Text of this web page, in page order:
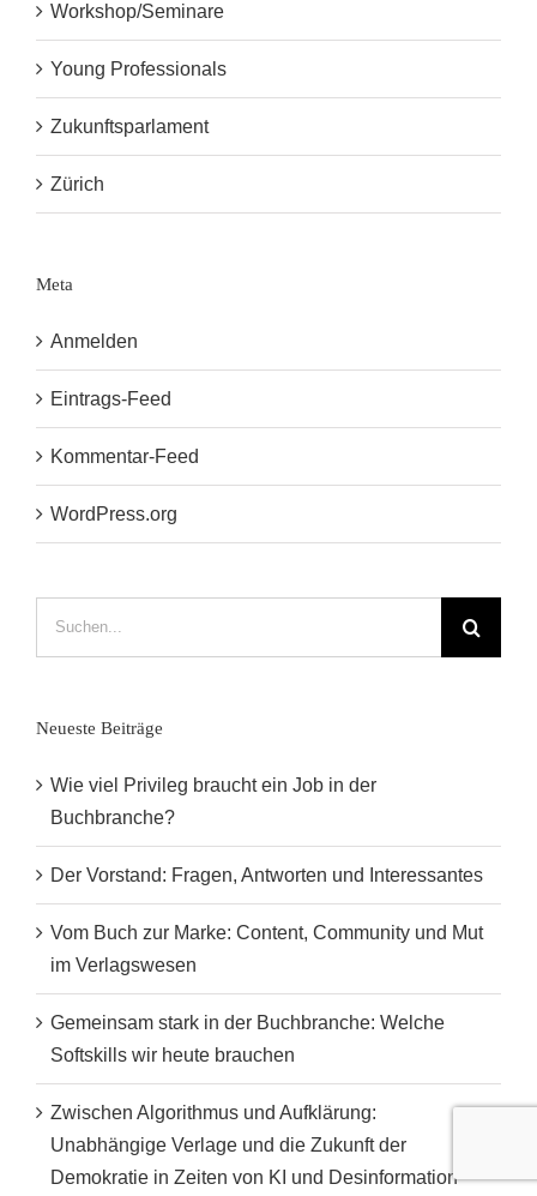
Workshop/Seminare
Young Professionals
Zukunftsparlament
Zürich
Meta
Anmelden
Eintrags-Feed
Kommentar-Feed
WordPress.org
Neueste Beiträge
Wie viel Privileg braucht ein Job in der
Buchbranche?
Der Vorstand: Fragen, Antworten und Interessantes
Vom Buch zur Marke: Content, Community und Mut
im Verlagswesen
Gemeinsam stark in der Buchbranche: Welche
Softskills wir heute brauchen
Zwischen Algorithmus und Aufklärung:
Unabhängige Verlage und die Zukunft der
Demokratie in Zeiten von KI und Desinformation